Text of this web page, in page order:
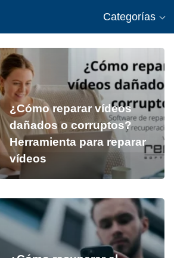
Categorías
¿Cómo reparar vídeos
dañados o corruptos?
Herramienta para reparar
vídeos